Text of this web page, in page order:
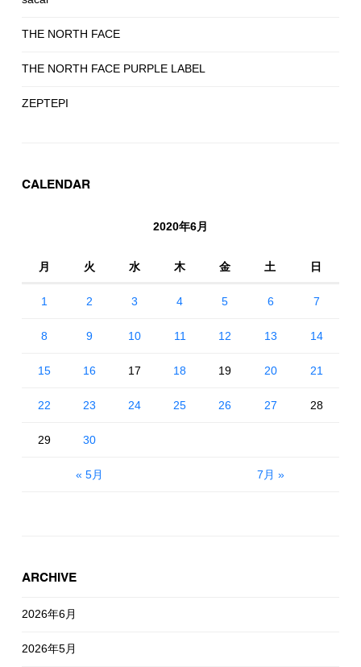
THE NORTH FACE
THE NORTH FACE PURPLE LABEL
ZEPTEPI
CALENDAR
2020年6月
月 火 水 木 金 土 日
« 5月 7月 »
1 2 3 4 5 6 7
8 9 10 11 12 13 14
15 16 17 18 19 20 21
22 23 24 25 26 27 28
29 30
ARCHIVE
2026年6月
2026年5月